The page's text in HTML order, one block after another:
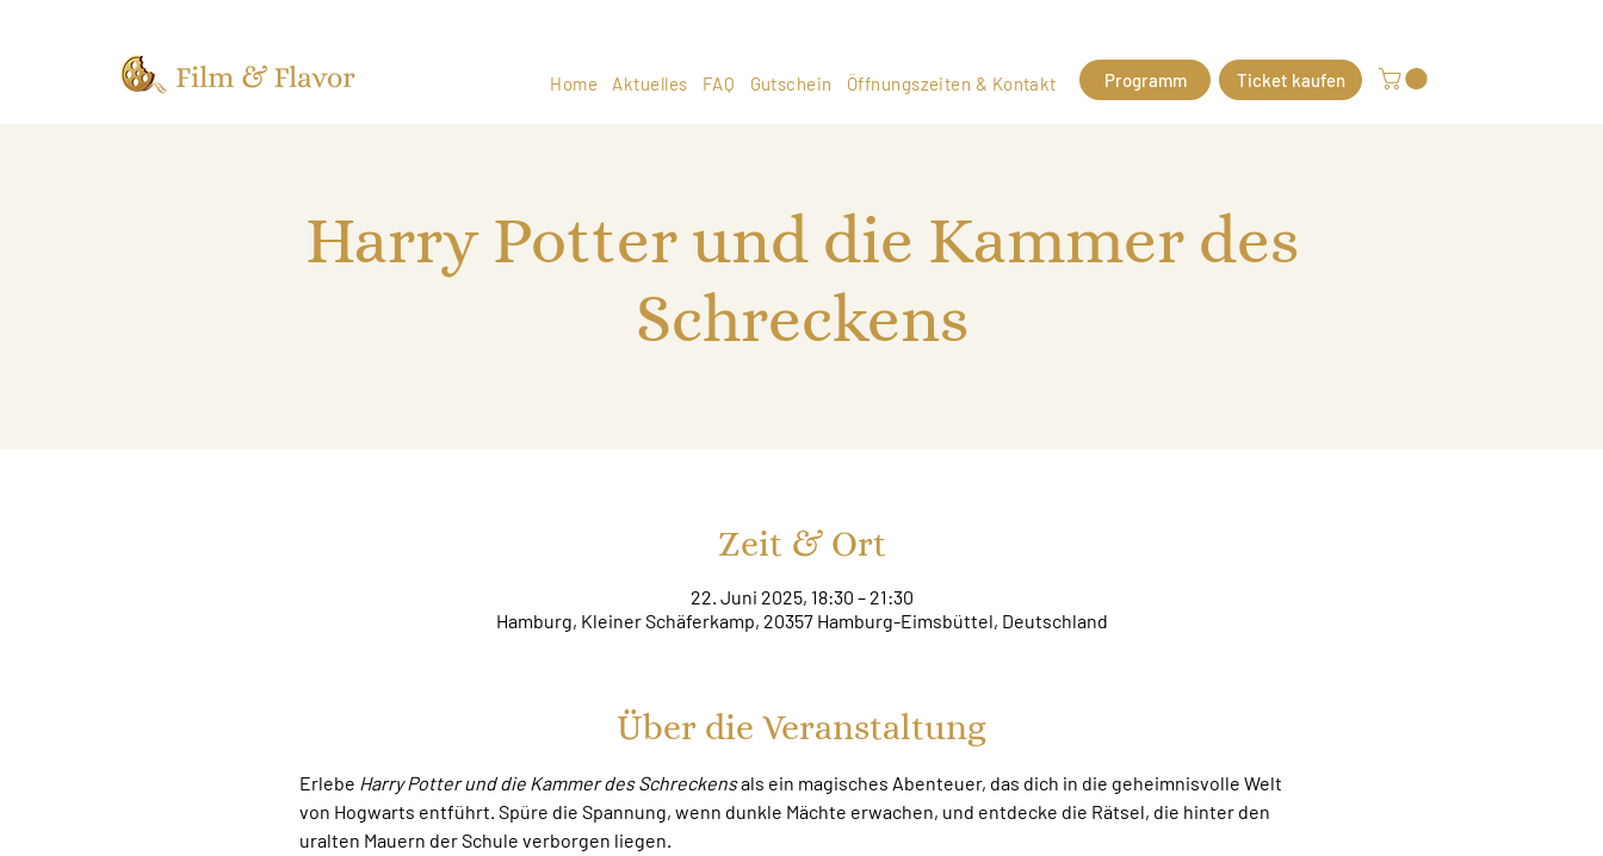
Home Aktuelles FAQ Gutschein Öffnungszeiten & Kontakt Programm Ticket kaufen
Harry Potter und die Kammer des
Schreckens
Zeit & Ort
22. Juni 2025, 18:30 – 21:30
Hamburg, Kleiner Schäferkamp, 20357 Hamburg-Eimsbüttel, Deutschland
Über die Veranstaltung
Erlebe Harry Potter und die Kammer des Schreckens als ein magisches Abenteuer, das dich in die geheimnisvolle Welt
von Hogwarts entführt. Spüre die Spannung, wenn dunkle Mächte erwachen, und entdecke die Rätsel, die hinter den
uralten Mauern der Schule verborgen liegen.